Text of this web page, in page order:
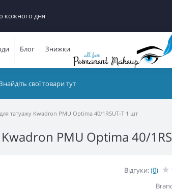
кожного дня
Блог Знижки
татуажу Kwadron PMU Optima 40/1RSUT-T 1 шт
PMU Optima 40/
Відгуки:(0)